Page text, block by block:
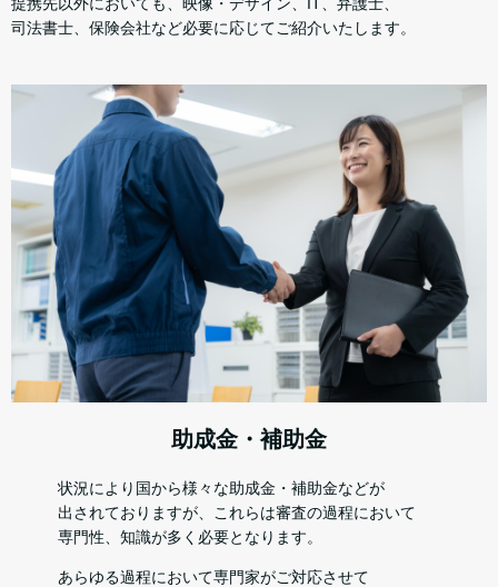
提携先以外においても、映像・デザイン、IT、弁護士、
司法書士、保険会社など必要に応じてご紹介いたします。
助成金・補助金
状況により国から様々な助成金・補助金などが
出されておりますが、これらは審査の過程において
専門性、知識が多く必要となります。
あらゆる過程において専門家がご対応させて